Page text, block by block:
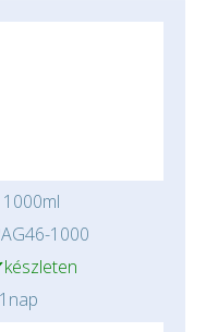
1000
1nap